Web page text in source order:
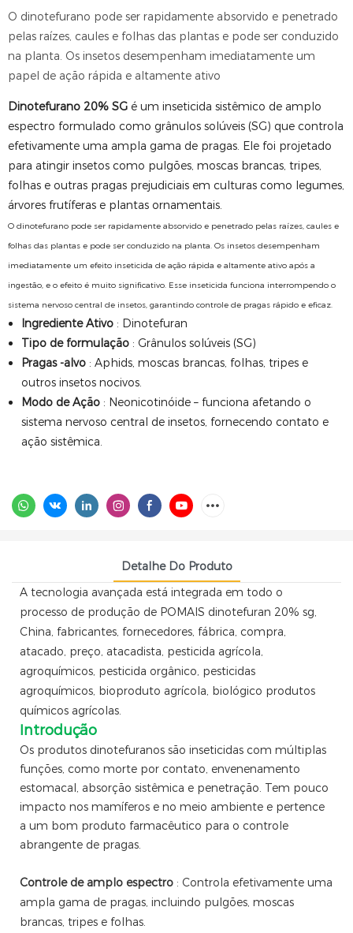
O dinotefurano pode ser rapidamente absorvido e penetrado
pelas raízes, caules e folhas das plantas e pode ser conduzido
na planta. Os insetos desempenham imediatamente um
papel de ação rápida e altamente ativo
Dinotefurano 20% SG é um inseticida sistêmico de amplo
espectro formulado como grânulos solúveis (SG) que controla
efetivamente uma ampla gama de pragas. Ele foi projetado
para atingir insetos como pulgões, moscas brancas, tripes,
folhas e outras pragas prejudiciais em culturas como legumes,
árvores frutíferas e plantas ornamentais.
O dinotefurano pode ser rapidamente absorvido e penetrado pelas raízes, caules e
folhas das plantas e pode ser conduzido na planta. Os insetos desempenham
imediatamente um efeito inseticida de ação rápida e altamente ativo após a
ingestão, e o efeito é muito significativo. Esse inseticida funciona interrompendo o
sistema nervoso central de insetos, garantindo controle de pragas rápido e eficaz.
Ingrediente Ativo : Dinotefuran
Tipo de formulação : Grânulos solúveis (SG)
Pragas -alvo : Aphids, moscas brancas, folhas, tripes e
outros insetos nocivos.
Modo de Ação : Neonicotinóide – funciona afetando o
sistema nervoso central de insetos, fornecendo contato e
ação sistêmica.
Detalhe Do Produto
A tecnologia avançada está integrada em todo o
processo de produção de POMAIS dinotefuran 20% sg,
China, fabricantes, fornecedores, fábrica, compra,
atacado, preço, atacadista, pesticida agrícola,
agroquímicos, pesticida orgânico, pesticidas
agroquímicos, bioproduto agrícola, biológico produtos
químicos agrícolas.
Introdução
Os produtos dinotefuranos são inseticidas com múltiplas
funções, como morte por contato, envenenamento
estomacal, absorção sistêmica e penetração. Tem pouco
impacto nos mamíferos e no meio ambiente e pertence
a um bom produto farmacêutico para o controle
abrangente de pragas.
Controle de amplo espectro : Controla efetivamente uma
ampla gama de pragas, incluindo pulgões, moscas
brancas, tripes e folhas.